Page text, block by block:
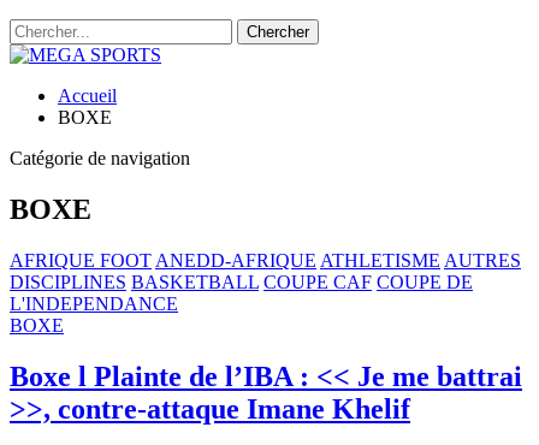
Accueil
BOXE
Catégorie de navigation
BOXE
AFRIQUE FOOT ANEDD-AFRIQUE ATHLETISME AUTRES
DISCIPLINES BASKETBALL COUPE CAF COUPE DE
L'INDEPENDANCE
BOXE
Boxe l Plainte de l’IBA : << Je me battrai
>>, contre-attaque Imane Khelif